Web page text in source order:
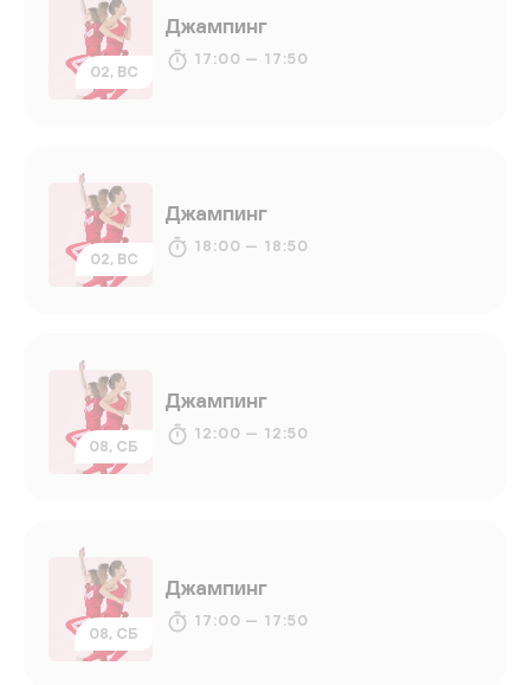
02, ВС
Джампинг
17:00 — 17:50
02, ВС
Джампинг
18:00 — 18:50
08, СБ
Джампинг
12:00 — 12:50
08, СБ
Джампинг
17:00 — 17:50